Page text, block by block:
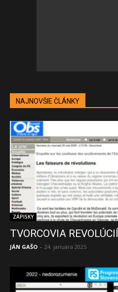
NAJNOVŠIE ČLÁNKY
ZÁPISKY
TVORCOVIA REVOLÚCIÍ
JÁN GAŠO - 24. januára 2025